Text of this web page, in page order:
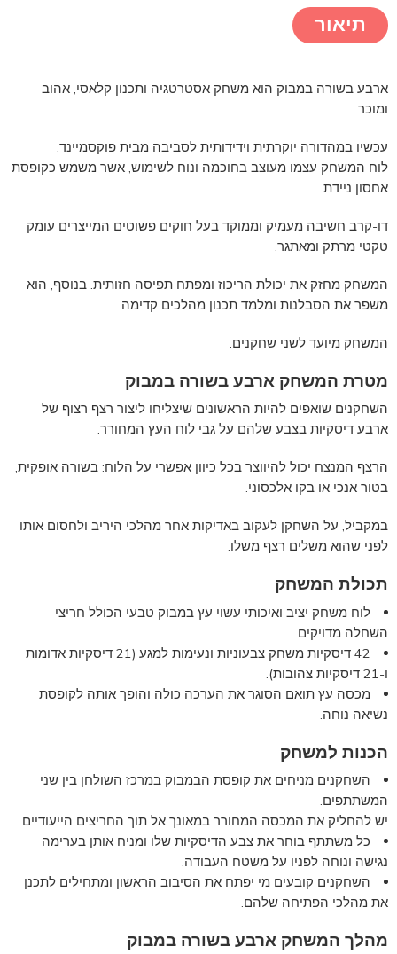
תיאור
ארבע בשורה במבוק הוא משחק אסטרטגיה ותכנון קלאסי, אהוב
ומוכר.
עכשיו במהדורה יוקרתית וידידותית לסביבה מבית פוקסמיינד.
לוח המשחק עצמו מעוצב בחוכמה ונוח לשימוש, אשר משמש כקופסת
אחסון ניידת.
דו-קרב חשיבה מעמיק וממוקד בעל חוקים פשוטים המייצרים עומק
טקטי מרתק ומאתגר.
המשחק מחזק את יכולת הריכוז ומפתח תפיסה חזותית. בנוסף, הוא
משפר את הסבלנות ומלמד תכנון מהלכים קדימה.
המשחק מיועד לשני שחקנים.
מטרת המשחק ארבע בשורה במבוק
השחקנים שואפים להיות הראשונים שיצליחו ליצור רצף רצוף של
ארבע דיסקיות בצבע שלהם על גבי לוח העץ המחורר.
הרצף המנצח יכול להיווצר בכל כיוון אפשרי על הלוח: בשורה אופקית,
בטור אנכי או בקו אלכסוני.
במקביל, על השחקן לעקוב באדיקות אחר מהלכי היריב ולחסום אותו
לפני שהוא משלים רצף משלו.
תכולת המשחק
לוח משחק יציב ואיכותי עשוי עץ במבוק טבעי הכולל חריצי
השחלה מדויקים.
42 דיסקיות משחק צבעוניות ונעימות למגע (21 דיסקיות אדומות
ו-21 דיסקיות צהובות).
מכסה עץ תואם הסוגר את הערכה כולה והופך אותה לקופסת
נשיאה נוחה.
הכנות למשחק
השחקנים מניחים את קופסת הבמבוק במרכז השולחן בין שני
המשתתפים.
יש להחליק את המכסה המחורר במאונך אל תוך החריצים הייעודיים.
כל משתתף בוחר את צבע הדיסקיות שלו ומניח אותן בערימה
נגישה ונוחה לפניו על משטח העבודה.
השחקנים קובעים מי יפתח את הסיבוב הראשון ומתחילים לתכנן
את מהלכי הפתיחה שלהם.
מהלך המשחק ארבע בשורה במבוק